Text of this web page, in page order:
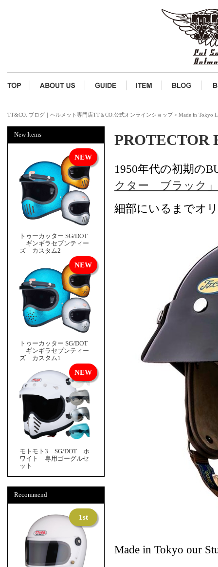
TT&CO. ブログ｜ヘルメット専門店TT＆CO.公式オンラインショップ> Made in Tokyo
New Items
トゥーカッター SG/DOT
ギンギラセブンティー
ズ カスタム2
トゥーカッター SG/DOT
ギンギラセブンティー
ズ カスタム1
モトモト3 SG/DOT ホ
ワイト 専用ゴーグルセ
ット
Recommend
PROTECTOR
1950年代の初期の
クター ブラック」
細部にいるまでオ
Made in Tokyo our